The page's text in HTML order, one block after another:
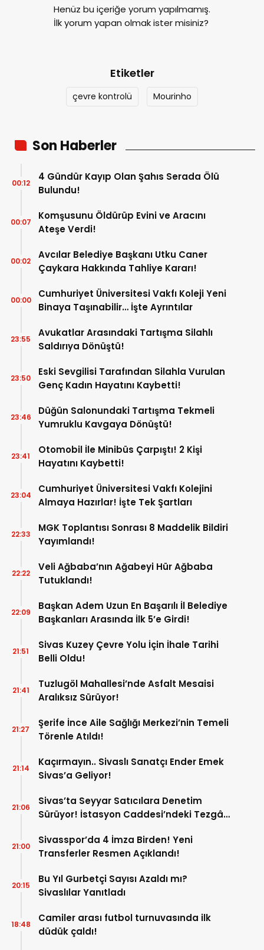
Henüz bu içeriğe yorum yapılmamış.
İlk yorum yapan olmak ister misiniz?
Etiketler
çevre kontrolü Mourinho
Son Haberler
4 Gündür Kayıp Olan Şahıs Serada Ölü
Bulundu!
00:12
Komşusunu Öldürüp Evini ve Aracını
Ateşe Verdi!
00:07
Avcılar Belediye Başkanı Utku Caner
Çaykara Hakkında Tahliye Kararı!
00:02
Cumhuriyet Üniversitesi Vakfı Koleji Yeni
Binaya Taşınabilir… İşte Ayrıntılar
00:00
Avukatlar Arasındaki Tartışma Silahlı
Saldırıya Dönüştü!
23:55
Eski Sevgilisi Tarafından Silahla Vurulan
Genç Kadın Hayatını Kaybetti!
23:50
Düğün Salonundaki Tartışma Tekmeli
Yumruklu Kavgaya Dönüştü!
23:46
Otomobil İle Minibüs Çarpıştı! 2 Kişi
Hayatını Kaybetti!
23:41
Cumhuriyet Üniversitesi Vakfı Kolejini
Almaya Hazırlar! İşte Tek Şartları
23:04
MGK Toplantısı Sonrası 8 Maddelik Bildiri
Yayımlandı!
22:33
Veli Ağbaba’nın Ağabeyi Hür Ağbaba
Tutuklandı!
22:22
Başkan Adem Uzun En Başarılı İl Belediye
Başkanları Arasında İlk 5’e Girdi!
22:09
Sivas Kuzey Çevre Yolu İçin İhale Tarihi
Belli Oldu!
21:51
Tuzlugöl Mahallesi’nde Asfalt Mesaisi
Aralıksız Sürüyor!
21:41
Şerife İnce Aile Sağlığı Merkezi’nin Temeli
Törenle Atıldı!
21:27
Kaçırmayın.. Sivaslı Sanatçı Ender Emek
Sivas’a Geliyor!
21:14
Sivas’ta Seyyar Satıcılara Denetim
Sürüyor! İstasyon Caddesi’ndeki Tezgâh
21:06
Sivasspor’da 4 İmza Birden! Yeni
Transferler Resmen Açıklandı!
21:00
Bu Yıl Gurbetçi Sayısı Azaldı mı?
Sivaslılar Yanıtladı
20:15
Camiler arası futbol turnuvasında ilk
düdük çaldı!
18:48